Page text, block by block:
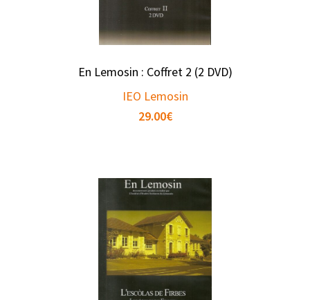
En Lemosin : Coffret 2 (2 DVD)
IEO Lemosin
29.00€